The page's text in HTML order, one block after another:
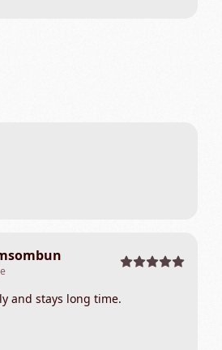
and stays long time.